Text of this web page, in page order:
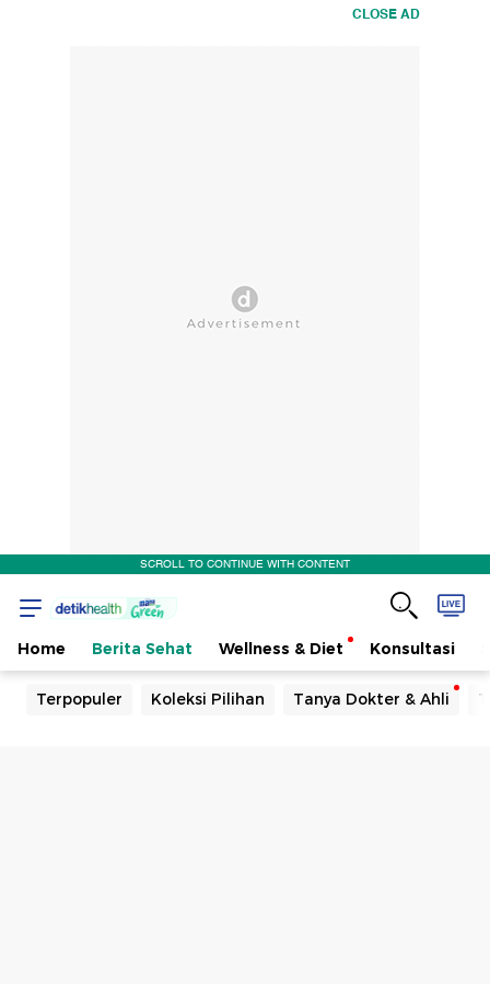
CLOSE AD
SCROLL TO CONTINUE WITH CONTENT
Home Berita Sehat Wellness & Diet Konsultasi
Terpopuler Koleksi Pilihan Tanya Dokter & Ahli